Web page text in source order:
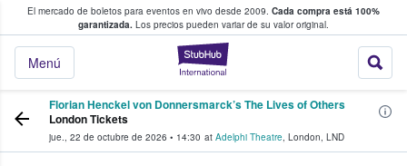
El mercado de boletos para eventos en vivo desde 2009. Cada compra está 100%
garantizada. Los precios pueden variar de su valor original.
StubHub: donde
Menú
fans compran y venden boletos
Florian Henckel von Donnersmarck’s The Lives of Others
London Tickets
jue., 22 de octubre de 2026 • 14:30 at Adelphi Theatre, London, LND